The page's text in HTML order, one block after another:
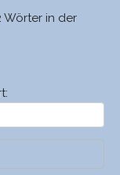
Wörter in der